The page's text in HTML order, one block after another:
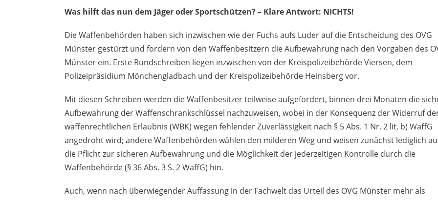
Was hilft das nun dem Jäger oder Sportschützen? – Klare Antwort: NICHTS!
Die Waffenbehörden haben sich inzwischen wie der Fuchs aufs Luder auf die Entscheidung des OVG
Münster gestürzt und fordern von den Waffenbesitzern die Aufbewahrung nach den Vorgaben des
Münster ein. Erste Rundschreiben liegen inzwischen von der Kreispolizeibehörde Viersen, dem
Polizeipräsidium Mönchengladbach und der Kreispolizeibehörde Heinsberg vor.
Mit diesen Schreiben werden die Waffenbesitzer teilweise aufgefordert, binnen drei Monaten die
Aufbewahrung der Waffenschrankschlüssel nachzuweisen, wobei in der Konsequenz der Widerruf
waffenrechtlichen Erlaubnis (WBK) wegen fehlender Zuverlässigkeit nach § 5 Abs. 1 Nr. 2 lit. b) WaffG
angedroht wird; andere Waffenbehörden wählen den milderen Weg und weisen zunächst lediglich
die Pflicht zur sicheren Aufbewahrung und die Möglichkeit der jederzeitigen Kontrolle durch die
Waffenbehörde (§ 36 Abs. 3 S. 2 WaffG) hin.
Auch, wenn nach überwiegender Auffassung in der Fachwelt das Urteil des OVG Münster mehr als